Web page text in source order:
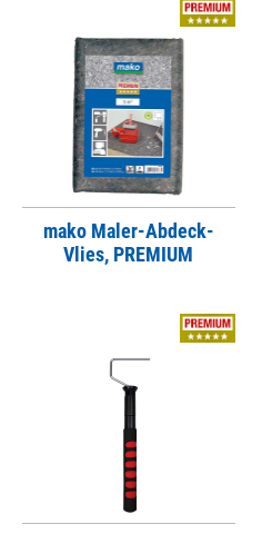
mako Maler-Abdeck-
Vlies, PREMIUM